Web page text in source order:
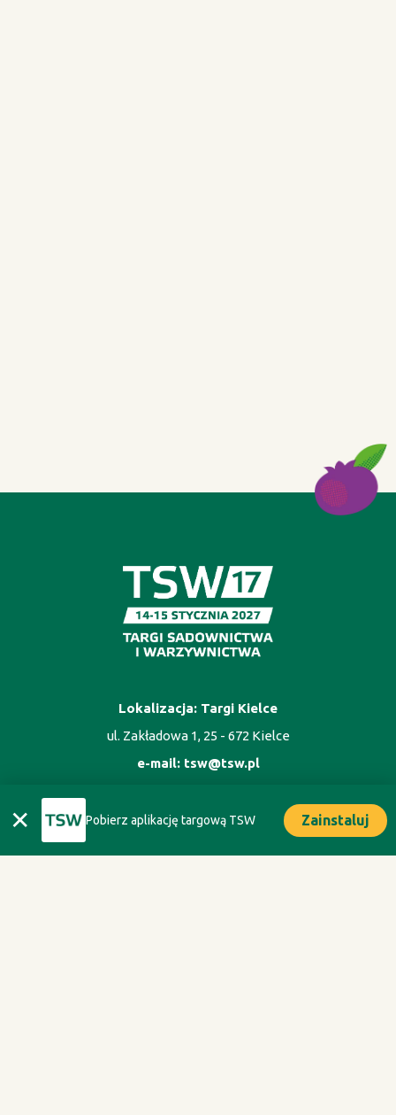
✕ Pobierz aplikację targową TSW Zainstaluj
Lokalizacja: Targi Kielce
ul. Zakładowa 1, 25 - 672 Kielce
e-mail: tsw@tsw.pl
ORGANIZATOR